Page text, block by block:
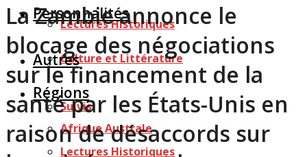
Lectures Historiques
Culture et Littérature
Régions
Afrique Australe
Personnalités
Autres
Suivis
Lectures Historiques
La Zambie annonce le
blocage des négociations
sur le financement de la
santé par les États-Unis en
raison de désaccords sur